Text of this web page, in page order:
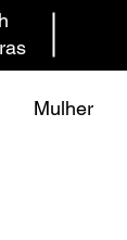
Mulher